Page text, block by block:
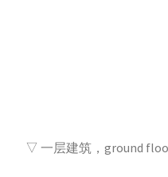
▽ 一层建筑，ground